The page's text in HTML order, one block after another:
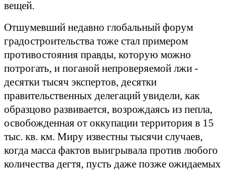
вещей.
Отшумевший недавно глобальный форум
градостроительства тоже стал примером
противостояния правды, которую можно
потрогать, и поганой непроверяемой лжи -
десятки тысяч экспертов, десятки
правительственных делегаций увидели, как
образцово развивается, возрождаясь из пепла,
освобожденная от оккупации территория в 15
тыс. кв. км. Миру известны тысячи случаев,
когда масса фактов выигрывала против любого
количества дегтя, пусть даже позже ожидаемых